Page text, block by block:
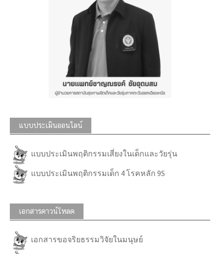
แบบประเมินออนไลน์
แบบประเมินพฤติกรรมเสี่ยงในเด็กและวัยรุ่น
แบบประเมินพฤติกรรมเด็ก 4 โรคหลัก 9S
เอกสารดาวน์โหลด
เอกสารขอจริยธรรมวิจัยในมนุษย์